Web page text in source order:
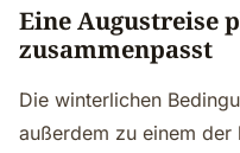
Eine Augustreise
zusammenpasst
Die winterlichen
außerdem zu einem